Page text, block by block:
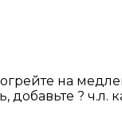
на
добавьте ?